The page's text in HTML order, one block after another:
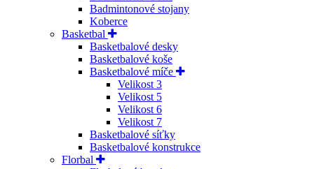
Badmintonové stojany
Koberce
Basketbal
Basketbalové desky
Basketbalové koše
Basketbalové míče
Velikost 3
Velikost 5
Velikost 6
Velikost 7
Basketbalové síťky
Basketbalové konstrukce
Florbal